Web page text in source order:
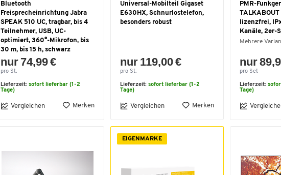
Bluetooth
Freisprecheinrichtung Jabra
SPEAK 510 UC, tragbar, bis 4
Teilnehmer, USB, UC-
optimiert, 360°-Mikrofon, bis
30 m, bis 15 h, schwarz
nur 74,99 €
pro St.
Lieferzeit: sofort lieferbar (1-2
Tage)
Vergleichen Merken
Universal-Mobilteil Gigaset
E630HX, Schnurlostelefon,
besonders robust
nur 119,00 €
pro St.
Lieferzeit: sofort lieferbar (1-2
Tage)
Vergleichen Merken
PMR-
lizenzfrei,
Kanäle, 2er-
Mehrere
nur
pro Set
Lieferzeit:
Tage)
EIGENMARKE